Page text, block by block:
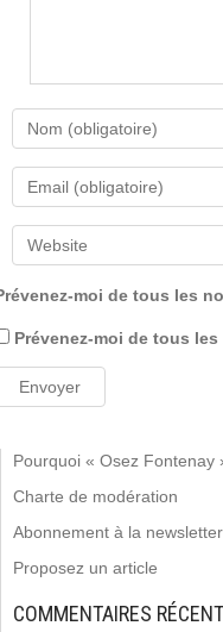
moi de tous les
Prévenez-moi de tous
Pourquoi « Osez Fontenay
Charte de modération
Abonnement à la newsletter
Proposez un article
COMMENTAIRES